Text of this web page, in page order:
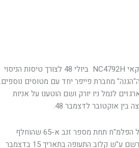
לאחר יצורו קיבל את הרישום האזרחי האמריקאי NC4792H ביולי 48 לצורך טיסות הניסוי
מחברת פייפר יחד עם מטוסים נוספים.
לנמל ניו יורק ושם הוטענו על אניות
אוקטובר לדצמבר 48.
המטוס הורכב ונכנס לשירות טייסת הגליל של הפלמ"ח תחת מספר זנב א-65 שהוחלף
בנובמבר 1948 למספר 0416. יצא משירות ונרשם ע"ש קלוב התעופה בתאריך 15 בדצמבר